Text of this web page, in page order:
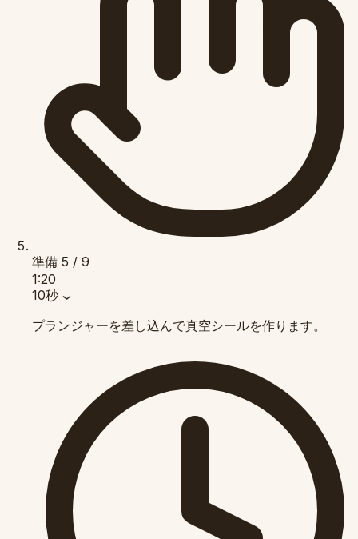
準備 5 / 9
1:20
10秒
プランジャーを差し込んで真空シールを作ります。